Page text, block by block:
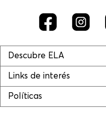
Descubre ELA
Links de interés
Políticas